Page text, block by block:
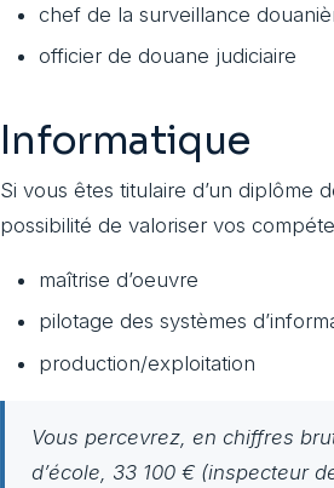
chef de la surveillance
officier de douane judiciaire
Informatique
Si vous êtes titulaire d’un diplôme
possibilité de valoriser vos
maîtrise d’oeuvre
pilotage des systèmes
production/exploitation
Vous percevrez, en chiffres
d’école, 33 100 € (inspecteur